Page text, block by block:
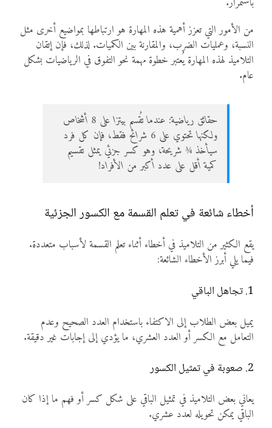
من الأمور التي تعزز أهمية هذه المهارة هو ارتباطها بمواضيع أخرى مثل
النسبة، وعمليات الضرب، والمقارنة بين الكميات. لذلك، فإن إتقان
التلاميذ لهذه المهارة يُعتبر خطوة مهمة نحو التفوق في الرياضيات بشكل
عام.
حقائق رياضية: عندما تُقسم بيتزا على 8 أشخاص
ولكنها تحتوي على 6 شرائح فقط، فإن كل فرد
سيأخذ ¾ شريحة، وهو كسر جزئي يمثل تقسيم
كمية أقل على عدد أكبر من الأفراد!
أخطاء شائعة في تعلم القسمة مع الكسور الجزئية
يقع الكثير من التلاميذ في أخطاء أثناء تعلم القسمة لأسباب متعددة.
فيما يلي أبرز الأخطاء الشائعة:
1. تجاهل الباقي
يميل بعض الطلاب إلى الاكتفاء باستخدام العدد الصحيح وعدم
التعامل مع الكسر أو العدد العشري، ما يؤدي إلى إجابات غير دقيقة.
2. صعوبة في تمثيل الكسور
يعاني بعض التلاميذ في تمثيل الباقي على شكل كسر أو فهم ما إذا كان
الباقي يمكن تحويله لعدد عشري.